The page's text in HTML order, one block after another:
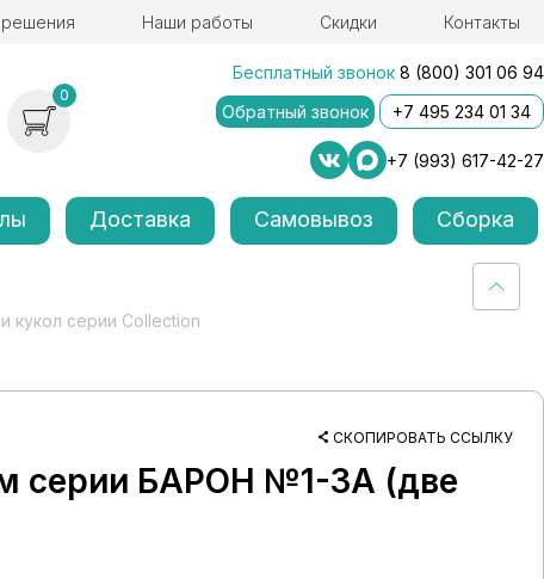
Наши работы Скидки Контакты
0
Бесплатный звонок 8 (800) 301 06 94
Обратный звонок
+7 495 234 01 34
+7 (993) 617-42-27
Доставка Самовывоз Сборка
кукол серии Collection
СКОПИРОВАТЬ ССЫЛКУ
серии БАРОН №1-3А (две